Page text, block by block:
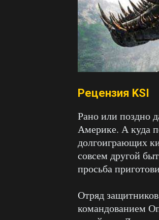
Рецензия KSI
Рано или поздно
Америке. А куда
долгоиграющих
совсем другой
просьба
Отряд
командованием